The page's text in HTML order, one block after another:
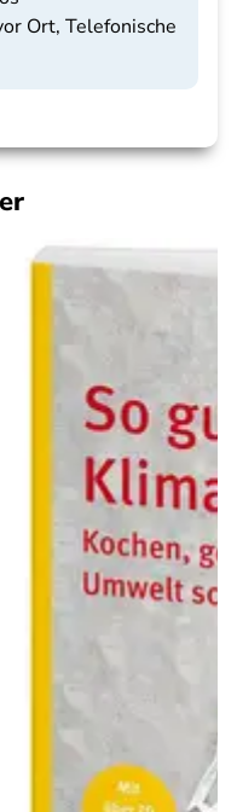
Ort, Telefonische